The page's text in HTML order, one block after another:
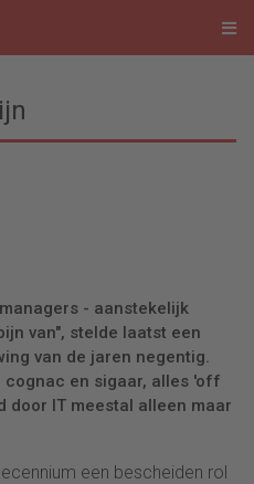
- aanstekelijk
van", stelde laatst een
van de jaren negentig.
cognac en sigaar, alles 'off
door IT meestal alleen maar
een bescheiden rol